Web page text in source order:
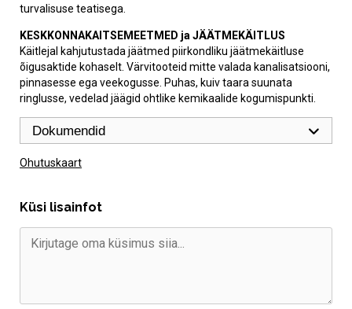
turvalisuse teatisega.
KESKKONNAKAITSEMEETMED ja JÄÄTMEKÄITLUS
Käitlejal kahjutustada jäätmed piirkondliku jäätmekäitluse
õigusaktide kohaselt. Värvitooteid mitte valada kanalisatsiooni,
pinnasesse ega veekogusse. Puhas, kuiv taara suunata
ringlusse, vedelad jäägid ohtlike kemikaalide kogumispunkti.
Dokumendid
Ohutuskaart
Küsi lisainfot